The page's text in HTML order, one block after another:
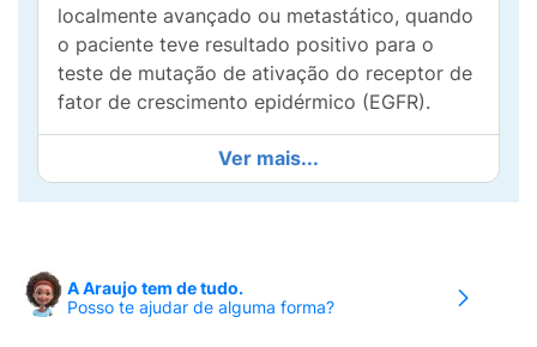
localmente avançado ou metastático, quando
o paciente teve resultado positivo para o
teste de mutação de ativação do receptor de
fator de crescimento epidérmico (EGFR).
O uso contínuo de IRESSA inibe o
crescimento do câncer de pulmão de não-
pequenas células com alterações moleculares
tumor. Após 7 a 10 doses (uma dose por dia),
alcança-se uma concentração estável da
Ver mais...
A Araujo tem de tudo.
Posso te ajudar de alguma forma?